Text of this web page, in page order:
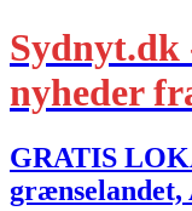
Sydnyt.dk
nyheder
GRATIS
grænselandet,